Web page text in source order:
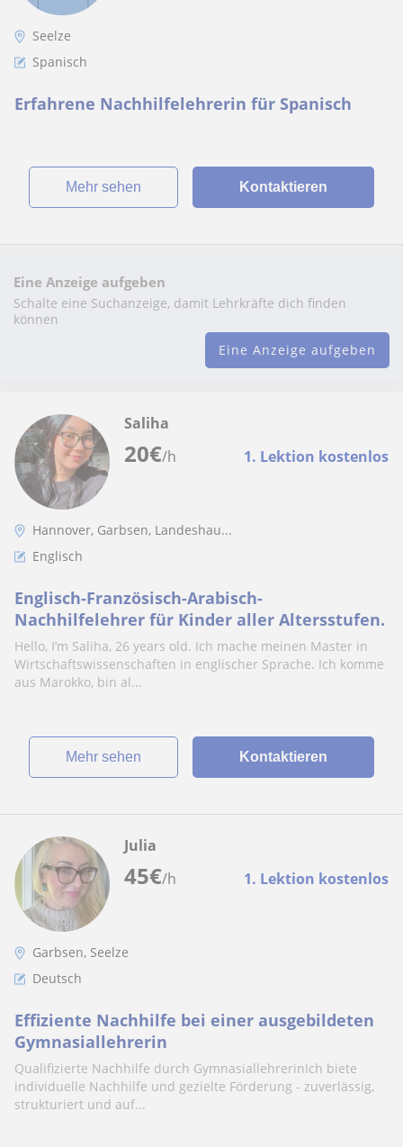
Seelze
Spanisch
Erfahrene Nachhilfelehrerin für Spanisch
Mehr sehen Kontaktieren
Eine Anzeige aufgeben
Schalte eine Suchanzeige, damit Lehrkräfte dich finden
können
Eine Anzeige aufgeben
20€/h 1. Lektion kostenlos
Saliha
Hannover, Garbsen, Landeshau...
Englisch
Englisch-Französisch-Arabisch-
Nachhilfelehrer für Kinder aller Altersstufen.
Hello, I’m Saliha, 26 years old. Ich mache meinen Master in
Wirtschaftswissenschaften in englischer Sprache. Ich komme
aus Marokko, bin al...
Mehr sehen Kontaktieren
45€/h 1. Lektion kostenlos
Julia
Garbsen, Seelze
Deutsch
Effiziente Nachhilfe bei einer ausgebildeten
Gymnasiallehrerin
Qualifizierte Nachhilfe durch GymnasiallehrerinIch biete
individuelle Nachhilfe und gezielte Förderung - zuverlässig,
strukturiert und auf...